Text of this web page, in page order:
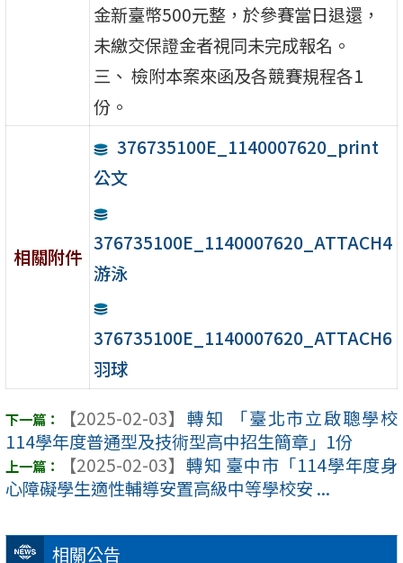
相關公告
金新臺幣500元整，於參賽當日退還，
未繳交保證金者視同未完成報名。
三、 檢附本案來函及各競賽規程各1
份。
相關附件
376735100E_1140007620_print
公文
376735100E_1140007620_ATTACH4
游泳
376735100E_1140007620_ATTACH6
羽球
【2025-02-03】 轉知 「臺北市立啟聰學校
114學年度普通型及技術型高中招生簡章」1份
【2025-02-03】 轉知 臺中市「114學年度身
心障礙學生適性輔導安置高級中等學校安 ...